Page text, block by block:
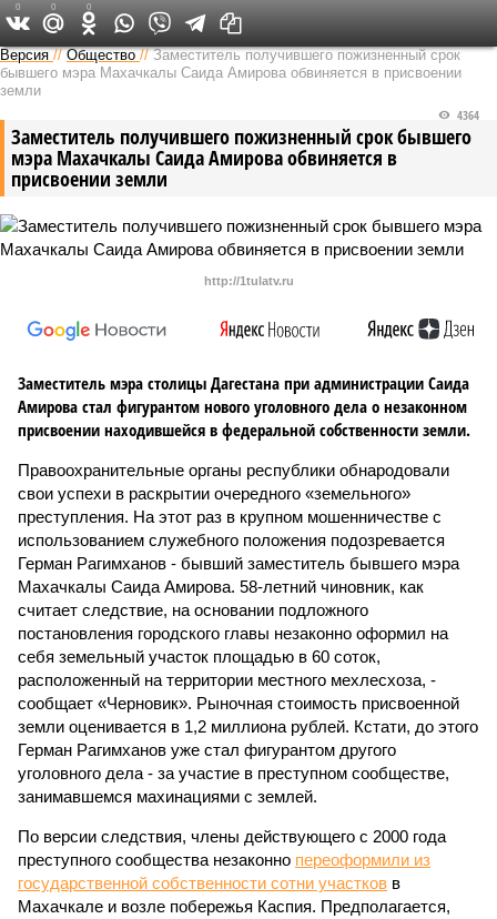
Версия на Кавказе
Версия //Общество //Заместитель получившего пожизненный срок
бывшего мэра Махачкалы Саида Амирова обвиняется в присвоении
земли
Заместитель получившего пожизненный срок бывшего
мэра Махачкалы Саида Амирова обвиняется в
присвоении земли
4364
http://1tulatv.ru
Заместитель мэра столицы Дагестана при администрации Саида
Амирова стал фигурантом нового уголовного дела о незаконном
присвоении находившейся в федеральной собственности земли.
Правоохранительные органы республики обнародовали
свои успехи в раскрытии очередного «земельного»
преступления. На этот раз в крупном мошенничестве с
использованием служебного положения подозревается
Герман Рагимханов - бывший заместитель бывшего мэра
Махачкалы Саида Амирова. 58-летний чиновник, как
считает следствие, на основании подложного
постановления городского главы незаконно оформил на
себя земельный участок площадью в 60 соток,
расположенный на территории местного мехлесхоза, -
сообщает «Черновик». Рыночная стоимость присвоенной
земли оценивается в 1,2 миллиона рублей. Кстати, до этого
Герман Рагимханов уже стал фигурантом другого
уголовного дела - за участие в преступном сообществе,
занимавшемся махинациями с землей.
По версии следствия, члены действующего с 2000 года
преступного сообщества незаконно переоформили из
государственной собственности сотни участков в
Махачкале и возле побережья Каспия. Предполагается,
0 0 0